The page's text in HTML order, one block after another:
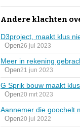
Andere klachten
D3project, maakt klus
Open26 jul 2023
Meer in rekening
Open21 jun 2023
G Sprik bouw maakt
Open20 mrt 2023
Aannemer die goochelt
Open20 jul 2022